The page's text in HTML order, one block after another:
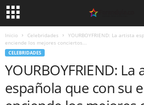
Inicio Celebridades
YOURBOYFRIEND: La artista
enciende los mejores conciertos...
CELEBRIDADES
YOURBOYFRIEND: La
española que con su